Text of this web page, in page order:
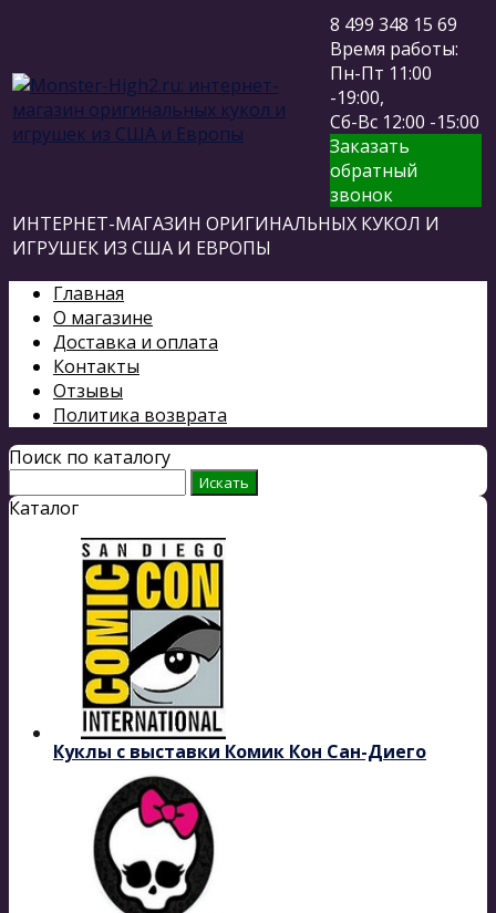
8 499 348 15 69
Время работы:
Пн-Пт 11:00
-19:00,
Сб-Вс 12:00 -15:00
Заказать
обратный
звонок
ИНТЕРНЕТ-МАГАЗИН ОРИГИНАЛЬНЫХ КУКОЛ И
ИГРУШЕК ИЗ США И ЕВРОПЫ
Главная
О магазине
Доставка и оплата
Контакты
Отзывы
Политика возврата
Поиск по каталогу
Каталог
Куклы с выставки Комик Кон Сан-Диего